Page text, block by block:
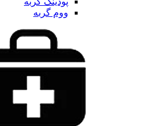
ووم گربه